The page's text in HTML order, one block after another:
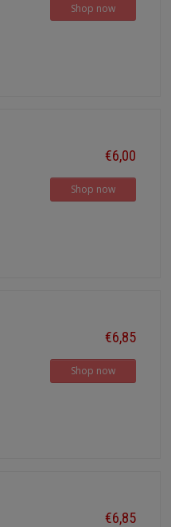
Shop now
€6,00
Shop now
€6,85
Shop now
€6,85